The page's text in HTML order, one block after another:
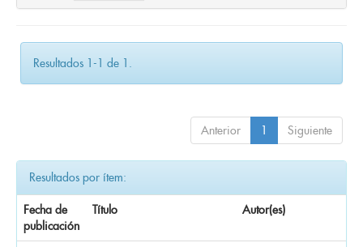
Resultados 1-1 de 1.
Anterior 1 Siguiente
Resultados por ítem:
Fecha de
publicación
Título Autor(es)